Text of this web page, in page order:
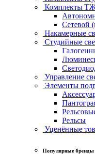
Комплекты
Сетевой
Накамерные
Студийные
Управление
Элементы
Рельсы
Уценённые
Популярные бренды